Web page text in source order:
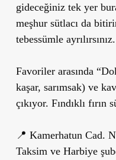
gideceğiniz tek yer
meşhur sütlacı da
tebessümle ayrılırsınız.
Favoriler arasında
kaşar, sarımsak) ve
çıkıyor. Fındıklı
📍 Kamerhatun Cad.
Taksim ve Harbiye